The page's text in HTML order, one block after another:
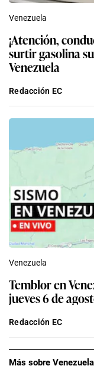
Venezuela
¡Atención,
surtir gasolina
Venezuela
Redacción EC
Venezuela
Temblor en
jueves 6 de
Redacción EC
Más sobre Venezuela